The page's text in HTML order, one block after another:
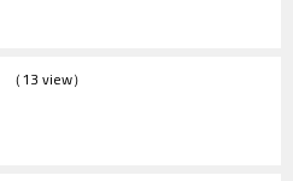
（13 view）